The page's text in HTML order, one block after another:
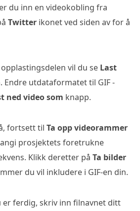
du inn en videokobling fra
Twitter ikonet ved siden av for å
vil du se Last
Endre utdataformatet til GIF -
ned video som knapp.
fortsett til Ta opp videorammer
prosjektets foretrukne
Klikk deretter på Ta bilder
du vil inkludere i GIF-en din.
er ferdig, skriv inn filnavnet ditt